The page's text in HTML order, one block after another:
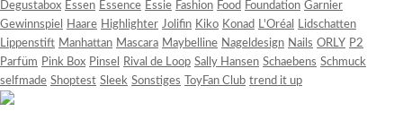
Degustabox Essen Essence Essie Fashion Food Foundation Garnier
Gewinnspiel
Haare Highlighter Jolifin Kiko Konad L'Oréal
Lidschatten
Lippenstift Manhattan Mascara Maybelline Nageldesign Nails ORLY P2
Parfüm Pink Box Pinsel Rival de Loop Sally Hansen Schaebens Schmuck
selfmade Shoptest Sleek Sonstiges ToyFan Club trend it up